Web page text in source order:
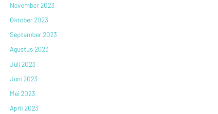
November 2023
Oktober 2023
September 2023
Agustus 2023
Juli 2023
Juni 2023
Mei 2023
April 2023